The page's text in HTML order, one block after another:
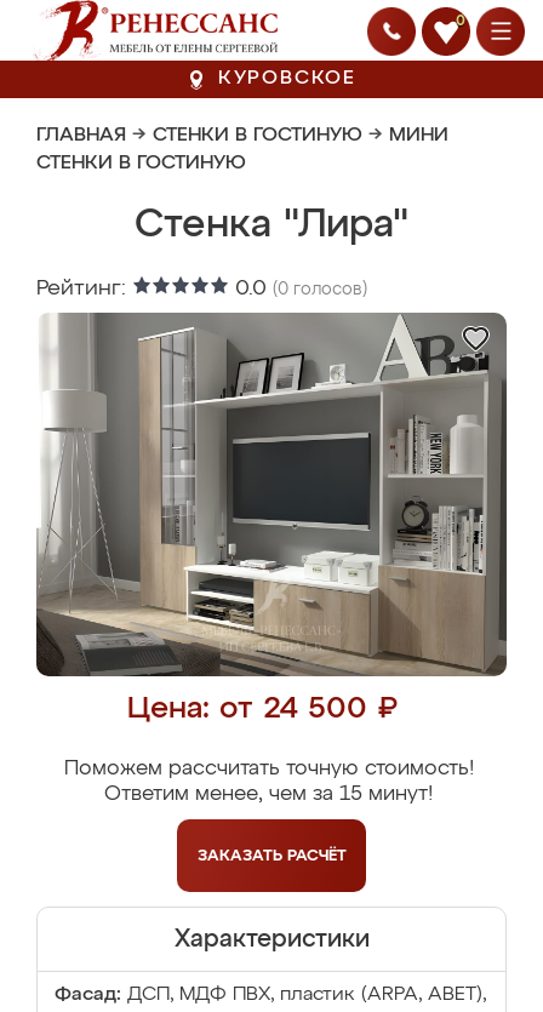
0
КУРОВСКОЕ
ГЛАВНАЯ → СТЕНКИ В ГОСТИНУЮ → МИНИ
СТЕНКИ В ГОСТИНУЮ
Стенка "Лира"
Рейтинг: 0.0 (0 голосов)
Цена: от 24 500 ₽
Поможем рассчитать точную стоимость!
Ответим менее, чем за 15 минут!
ЗАКАЗАТЬ РАСЧЁТ
Характеристики
Фасад: ДСП, МДФ ПВХ, пластик (ARPA, ABET),